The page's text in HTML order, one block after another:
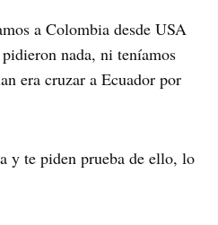
a Colombia desde USA
nada, ni teníamos
era cruzar a Ecuador por
y te piden prueba de ello, lo